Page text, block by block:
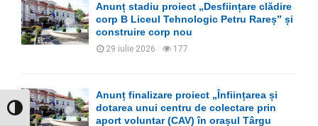
GLISOR NIVEL CONTRAST
Anunț stadiu proiect „Desființare clădire
corp B Liceul Tehnologic Petru Rareș” și
construire corp nou
29 iulie 2026 177
Anunț finalizare proiect „Înființarea și
dotarea unui centru de colectare prin
aport voluntar (CAV) în orașul Târgu